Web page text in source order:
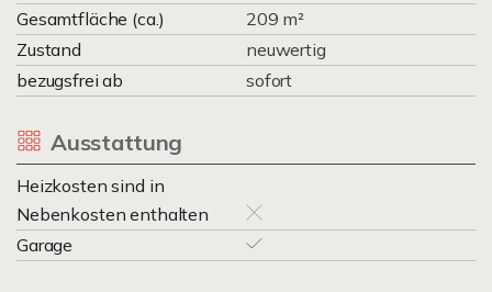
Gesamtfläche (ca.)
209 m²
Zustand
neuwertig
bezugsfrei ab
sofort
Ausstattung
Heizkosten sind in
Nebenkosten enthalten
Garage